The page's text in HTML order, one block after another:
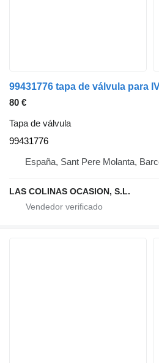
99431776 tapa de válvula para
80 €
Tapa de válvula
99431776
España, Sant Pere Molanta,
LAS COLINAS OCASION, S.L.